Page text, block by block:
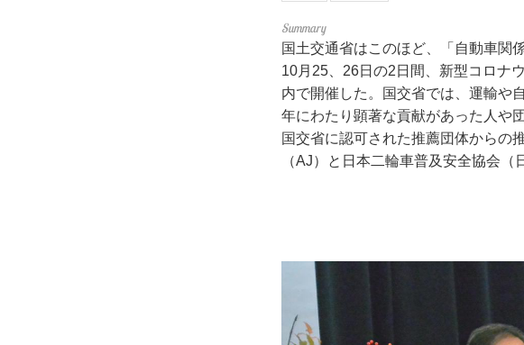
国土交通省はこのほど、「自動車関
10月25、26日の2日間、新型コロナ
内で開催した。国交省では、運輸や
年にわたり顕著な貢献があった人や
国交省に認可された推薦団体からの
（AJ）と日本二輪車普及安全協会（